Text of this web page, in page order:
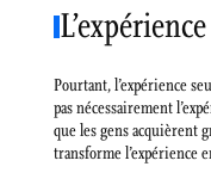
Pourtant, l’expérience
pas nécessairement
que les gens acquièrent
transforme l’expérience